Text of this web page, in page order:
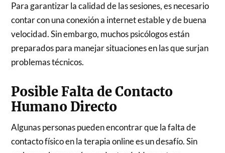
Para garantizar la calidad de las sesiones, es necesario
contar con una conexión a internet estable y de buena
velocidad. Sin embargo, muchos psicólogos están
preparados para manejar situaciones en las que surjan
problemas técnicos.
Posible Falta de Contacto
Humano Directo
Algunas personas pueden encontrar que la falta de
contacto físico en la terapia online es un desafío. Sin